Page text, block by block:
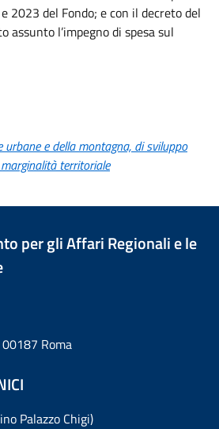
2023 del Fondo; e con il decreto del
assunto l’impegno di spesa sul
urbane e della montagna, di sviluppo
territoriale
per gli Affari Regionali e le
Roma
Palazzo Chigi)